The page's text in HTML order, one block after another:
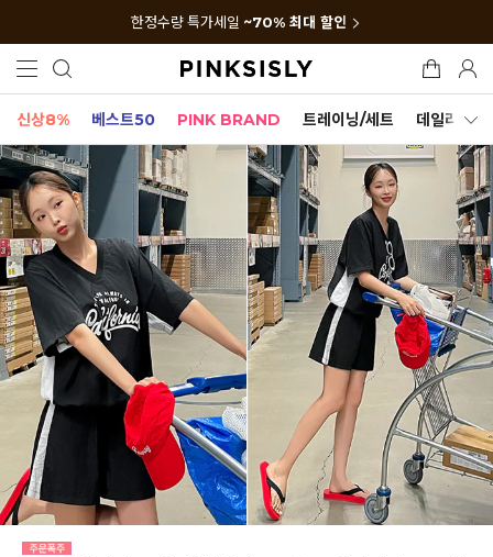
한정수량 특가세일 ~70% 최대 할인
신상8% 베스트50 PINK BRAND 트레이닝/세트 데일리세트